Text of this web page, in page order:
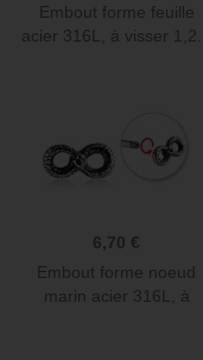
Embout forme feuille
acier 316L, à visser 1,2...
6,70 €
Embout forme noeud
marin acier 316L, à